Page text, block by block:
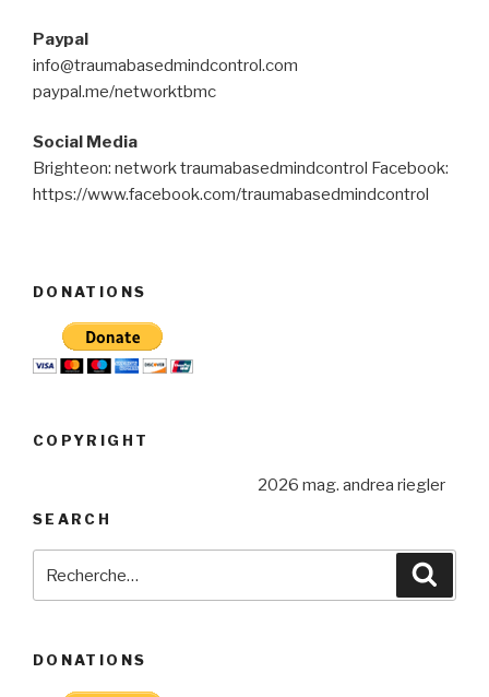
Paypal
info@traumabasedmindcontrol.com
paypal.me/networktbmc
Social Media
Brighteon: network traumabasedmindcontrol Facebook:
https://www.facebook.com/traumabasedmindcontrol
DONATIONS
COPYRIGHT
2026 mag. andrea riegler
SEARCH
DONATIONS